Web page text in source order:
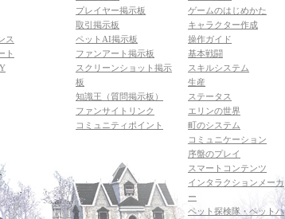
ス
ト
プレイヤー掲示板
取引掲示板
ペットAI掲示板
ファンアート掲示板
スクリーンショット掲示
板
知識王（質問掲示板）
ファンサイトリンク
コミュニティポイント
ゲームのはじめかた
キャラクター作成
操作ガイド
基本戦闘
スキルシステム
生産
ステータス
エリンの世界
町のシステム
コミュニケーション
序盤のプレイ
スマートコンテンツ
インタラクションメーカ
ー
ペット探検隊・ペットハ